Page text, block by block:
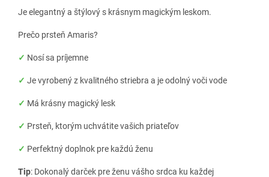
Je elegantný a štýlový s krásnym magickým leskom.
Prečo prsteň Amaris?
✓ Nosí sa príjemne
✓ Je vyrobený z kvalitného striebra a je odolný voči vode
✓ Má krásny magický lesk
✓ Prsteň, ktorým uchvátite vašich priateľov
✓ Perfektný doplnok pre každú ženu
Tip: Dokonalý darček pre ženu vášho srdca ku každej